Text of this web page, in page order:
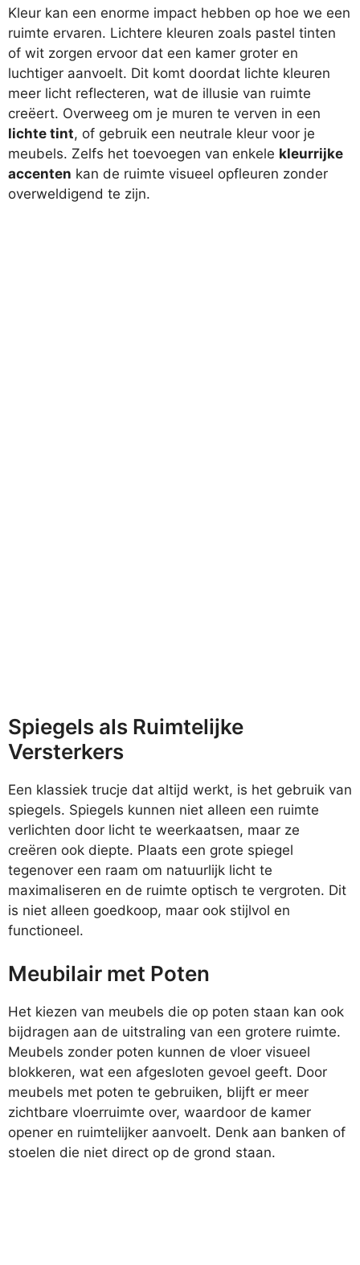
Kleur kan een enorme impact hebben op hoe we een
ruimte ervaren. Lichtere kleuren zoals pastel tinten
of wit zorgen ervoor dat een kamer groter en
luchtiger aanvoelt. Dit komt doordat lichte kleuren
meer licht reflecteren, wat de illusie van ruimte
creëert. Overweeg om je muren te verven in een
lichte tint, of gebruik een neutrale kleur voor je
meubels. Zelfs het toevoegen van enkele kleurrijke
accenten kan de ruimte visueel opfleuren zonder
overweldigend te zijn.
Spiegels als Ruimtelijke
Versterkers
Een klassiek trucje dat altijd werkt, is het gebruik van
spiegels. Spiegels kunnen niet alleen een ruimte
verlichten door licht te weerkaatsen, maar ze
creëren ook diepte. Plaats een grote spiegel
tegenover een raam om natuurlijk licht te
maximaliseren en de ruimte optisch te vergroten. Dit
is niet alleen goedkoop, maar ook stijlvol en
functioneel.
Meubilair met Poten
Het kiezen van meubels die op poten staan kan ook
bijdragen aan de uitstraling van een grotere ruimte.
Meubels zonder poten kunnen de vloer visueel
blokkeren, wat een afgesloten gevoel geeft. Door
meubels met poten te gebruiken, blijft er meer
zichtbare vloerruimte over, waardoor de kamer
opener en ruimtelijker aanvoelt. Denk aan banken of
stoelen die niet direct op de grond staan.